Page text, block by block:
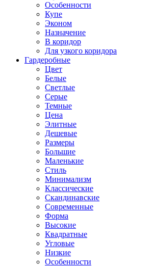
Особенности
Купе
Эконом
Назначение
В коридор
Для узкого коридора
Гардеробные
Цвет
Белые
Светлые
Серые
Темные
Цена
Элитные
Дешевые
Размеры
Большие
Маленькие
Стиль
Минимализм
Классические
Скандинавские
Современные
Форма
Высокие
Квадратные
Угловые
Низкие
Особенности